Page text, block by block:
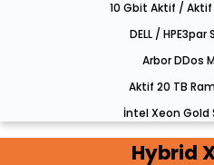
10 Gbit Aktif /
DELL / HPE3par
Arbor DDos
Aktif 20 TB
İntel Xeon Gold
Hybrid